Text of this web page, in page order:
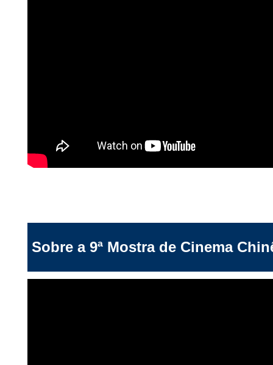
Sobre a 9ª Mostra de Cinema